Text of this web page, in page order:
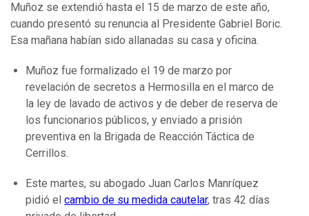
Muñoz se extendió hasta el 15 de marzo de este año,
cuando presentó su renuncia al Presidente Gabriel Boric.
Esa mañana habían sido allanadas su casa y oficina.
Muñoz fue formalizado el 19 de marzo por
revelación de secretos a Hermosilla en el marco de
la ley de lavado de activos y de deber de reserva de
los funcionarios públicos, y enviado a prisión
preventiva en la Brigada de Reacción Táctica de
Cerrillos.
Este martes, su abogado Juan Carlos Manríquez
pidió el cambio de su medida cautelar, tras 42 días